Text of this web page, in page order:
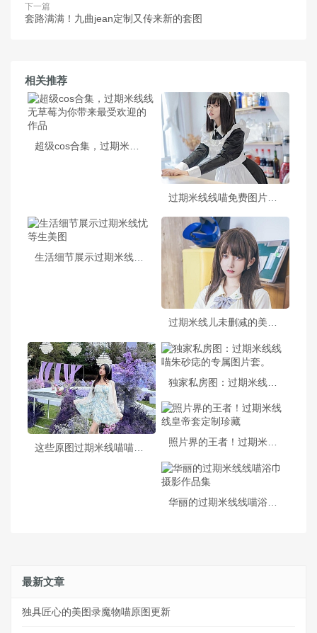
下一篇
套路满满！九曲jean定制又传来新的套图
相关推荐
超级cos合集，过期米线线无草莓为你带来最受欢迎的作品
过期米线线喵免费图片合集，带你走进神秘东方世界
生活细节展示过期米线忧等生美图
这些原图过期米线喵喵的cos作品，太疯狂了
独家私房图：过期米线线喵朱砂痣的专属图片套。
照片界的王者！过期米线线皇帝套定制珍藏
最新文章
独具匠心的美图录魔物喵原图更新